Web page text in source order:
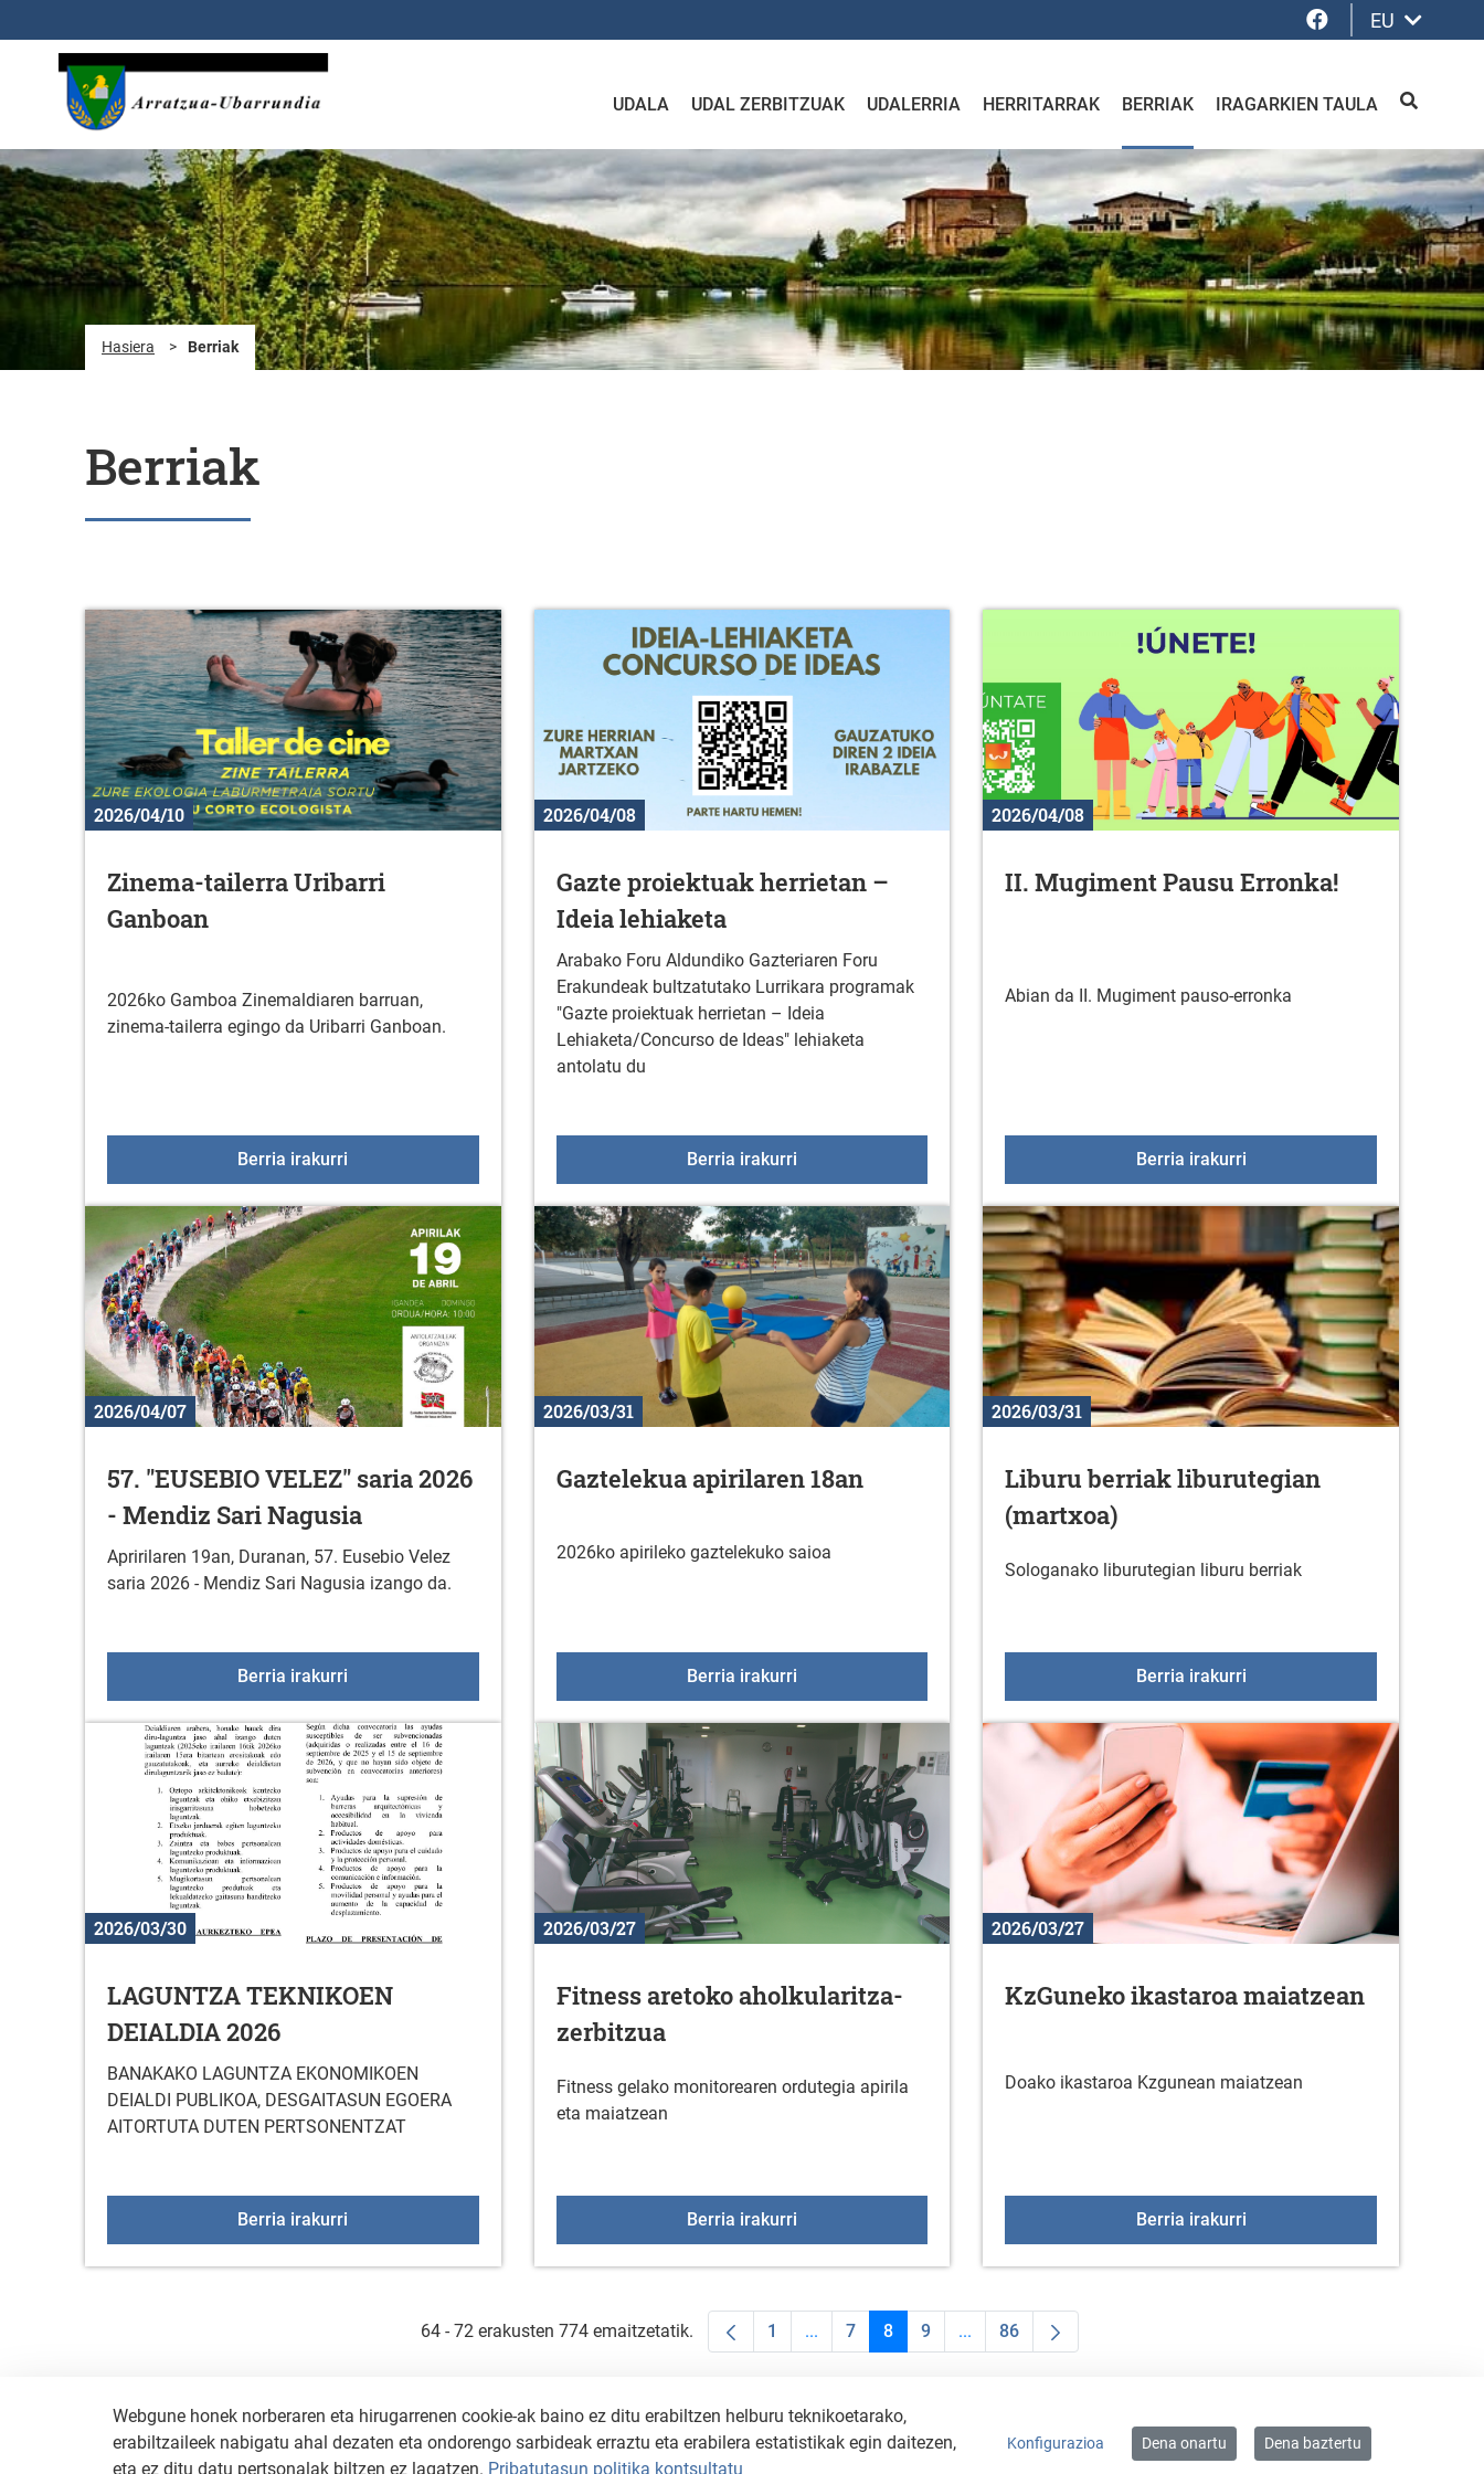
Facebook
EU
UDALA UDAL ZERBITZUAK UDALERRIA HERRITARRAK BERRIAK IRAGARKIEN TAULA BILATU
Hasiera > Berriak
Berriak
2026/04/10
Zinema-tailerra Uribarri
Ganboan
2026ko Gamboa Zinemaldiaren barruan,
zinema-tailerra egingo da Uribarri Ganboan.
Berria irakurri
2026/04/08
Gazte proiektuak herrietan –
Ideia lehiaketa
Arabako Foru Aldundiko Gazteriaren Foru
Erakundeak bultzatutako Lurrikara programak
"Gazte proiektuak herrietan – Ideia
Lehiaketa/Concurso de Ideas" lehiaketa
antolatu du
Berria irakurriGazte proiektuak herrietan – Ideia lehiaketa
2026/04/08
II. Mugiment Pausu Erronka!
Abian da II. Mugiment pauso-erronka
Berria irakurriII. Mugiment Pausu Erronka!
2026/04/07
57. "EUSEBIO VELEZ" saria 2026
- Mendiz Sari Nagusia
Apririlaren 19an, Duranan, 57. Eusebio Velez
saria 2026 - Mendiz Sari Nagusia izango da.
Berria irakurri 57. "EUSEBIO VELEZ" saria 2026 - Mendiz Sari Nagusia
2026/03/31
Gaztelekua apirilaren 18an
2026ko apirileko gaztelekuko saioa
Berria irakurriGaztelekua apirilaren 18an
2026/03/31
Liburu berriak liburutegian
(martxoa)
Sologanako liburutegian liburu berriak
Berria irakurriLiburu berriak liburutegian
2026/03/30
LAGUNTZA TEKNIKOEN
DEIALDIA 2026
BANAKAKO LAGUNTZA EKONOMIKOEN
DEIALDI PUBLIKOA, DESGAITASUN EGOERA
AITORTUTA DUTEN PERTSONENTZAT
Berria irakurri
2026/03/27
Fitness aretoko aholkularitza-
zerbitzua
Fitness gelako monitorearen ordutegia apirila
eta maiatzean
Berria irakurriFitness aretoko aholkularitza-zerbitzua
2026/03/27
KzGuneko ikastaroa maiatzean
Doako ikastaroa Kzgunean maiatzean
Berria irakurriKzGuneko ikastaroa
64 - 72 erakusten 774 emaitzetatik. Orrialdea
1 ...Intermediate Pages Use TAB to navigate.
Orrialdea
7 Orrialdea
8 Orrialdea
9 ...Intermediate Pages Use TAB to navigate.
Orrialdea
86
Webgune honek norberaren eta hirugarrenen cookie-ak baino ez ditu erabiltzen helburu teknikoetarako,
erabiltzaileek nabigatu ahal dezaten eta ondorengo sarbideak erraztu eta erabilera estatistikak egin daitezen,
eta ez ditu datu pertsonalak biltzen ez lagatzen. Pribatutasun politika kontsultatu
Konfigurazioa Dena onartu Dena baztertu